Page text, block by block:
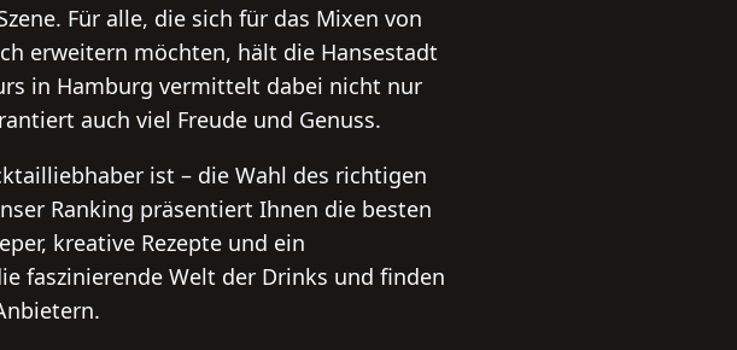
Für alle, die sich für das Mixen von
erweitern möchten, hält die Hansestadt
in Hamburg vermittelt dabei nicht nur
auch viel Freude und Genuss.
ist – die Wahl des richtigen
Ranking präsentiert Ihnen die besten
kreative Rezepte und ein
faszinierende Welt der Drinks und finden